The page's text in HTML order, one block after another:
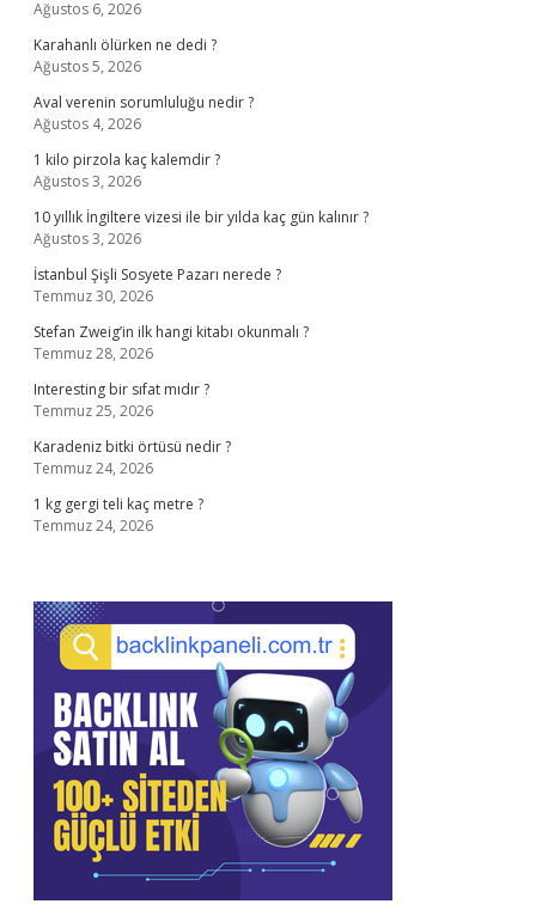
Ağustos 6, 2026
Karahanlı ölürken ne dedi ?
Ağustos 5, 2026
Aval verenin sorumluluğu nedir ?
Ağustos 4, 2026
1 kilo pirzola kaç kalemdir ?
Ağustos 3, 2026
10 yıllık İngiltere vizesi ile bir yılda kaç gün kalınır ?
Ağustos 3, 2026
İstanbul Şişli Sosyete Pazarı nerede ?
Temmuz 30, 2026
Stefan Zweig’in ilk hangi kitabı okunmalı ?
Temmuz 28, 2026
Interesting bir sıfat mıdır ?
Temmuz 25, 2026
Karadeniz bitki örtüsü nedir ?
Temmuz 24, 2026
1 kg gergi teli kaç metre ?
Temmuz 24, 2026